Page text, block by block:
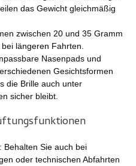
das Gewicht gleichmäßig
zwischen 20 und 35 Gramm
längeren Fahrten.
Nasenpads und
Gesichtsformen
die Brille auch unter
sicher bleibt.
Behalten Sie auch bei
oder technischen Abfahrten